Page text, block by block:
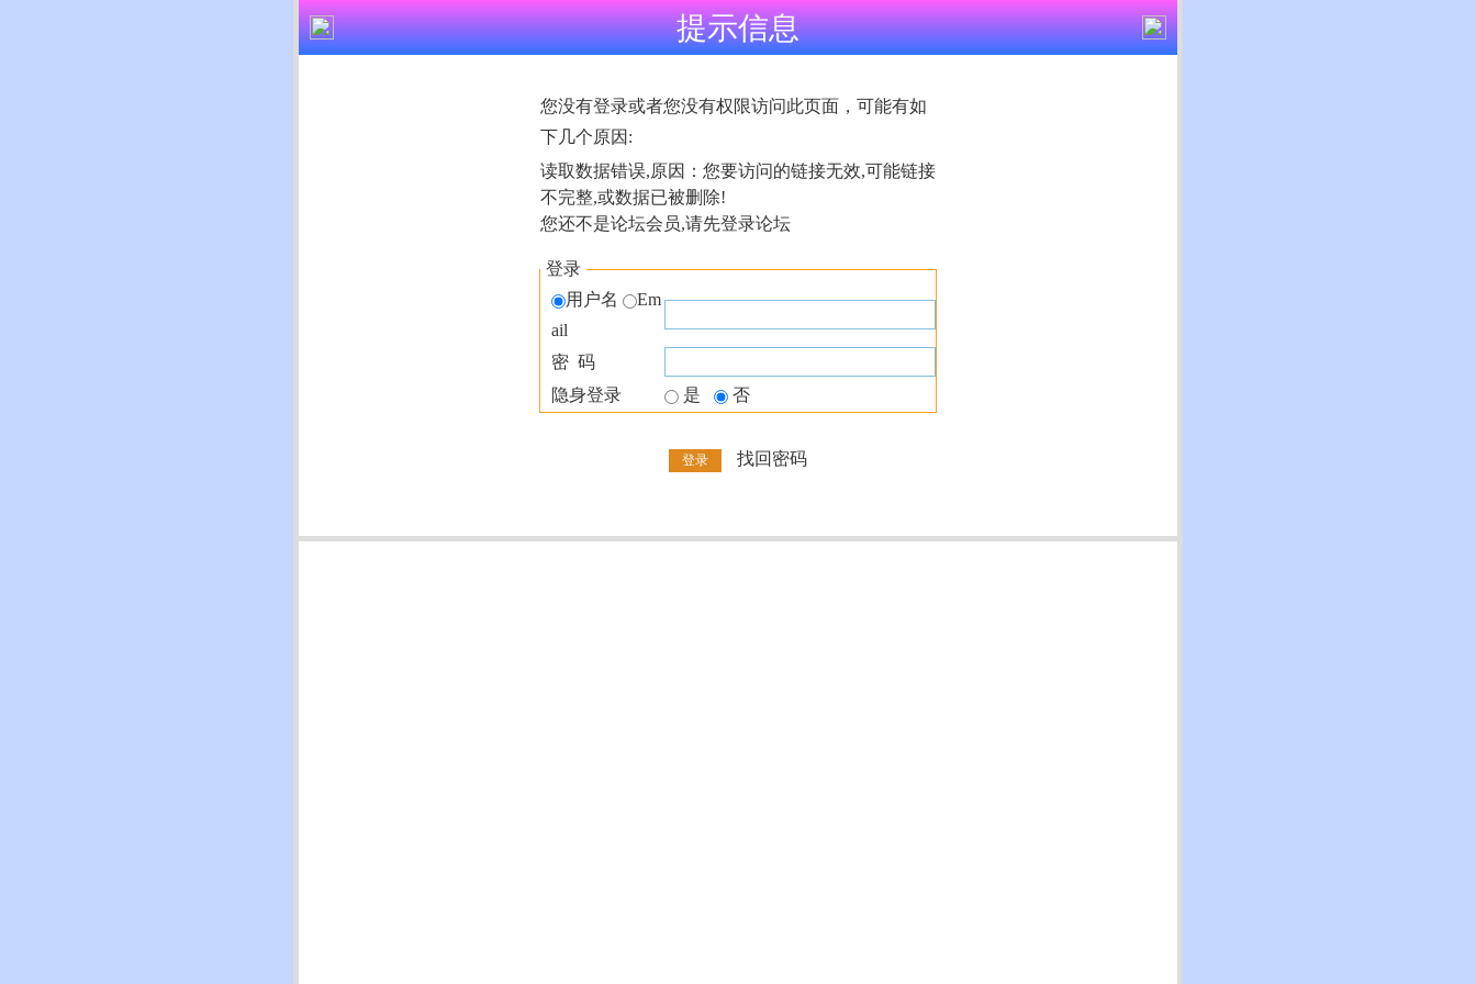
提示信息
您没有登录或者您没有权限访问此页面，可能有如
下几个原因:
读取数据错误,原因：您要访问的链接无效,可能链接
不完整,或数据已被删除!
您还不是论坛会员,请先登录论坛
登录
用户名
Em
ail
密 码
隐身登录
是 否
找回密码